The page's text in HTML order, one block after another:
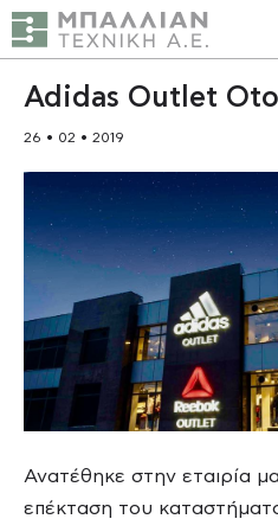
ΕΛΛΗΝΙΚΑ
Η
Adidas Outlet
26 • 02 • 2019
Ανατέθηκε στην εταιρία
επέκταση του